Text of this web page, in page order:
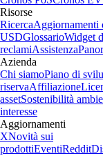
Risorse
RicercaAggiornamenti
USDGlossarioWidget
reclamiAssistenza
Azienda
Chi siamoPiano di
riservaAffiliazione
assetSostenibilità
interesse
Aggiornamenti
XNovità sui
prodottiEventiReddit